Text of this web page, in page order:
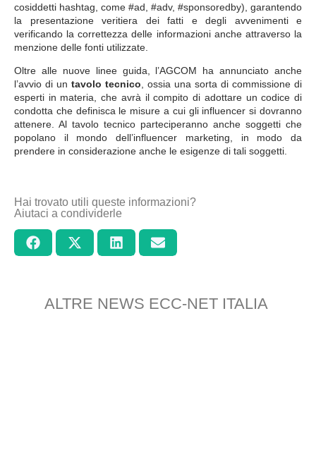
cosiddetti hashtag, come #ad, #adv, #sponsoredby), garantendo
la presentazione veritiera dei fatti e degli avvenimenti e
verificando la correttezza delle informazioni anche attraverso la
menzione delle fonti utilizzate.
Oltre alle nuove linee guida, l’AGCOM ha annunciato anche
l’avvio di un tavolo tecnico, ossia una sorta di commissione di
esperti in materia, che avrà il compito di adottare un codice di
condotta che definisca le misure a cui gli influencer si dovranno
attenere. Al tavolo tecnico parteciperanno anche soggetti che
popolano il mondo dell’influencer marketing, in modo da
prendere in considerazione anche le esigenze di tali soggetti.
Hai trovato utili queste informazioni?
Aiutaci a condividerle
ALTRE NEWS ECC-NET ITALIA